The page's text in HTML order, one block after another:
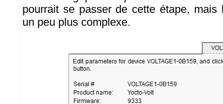
pourrait se passer de cette étape, mais
un peu plus complexe.